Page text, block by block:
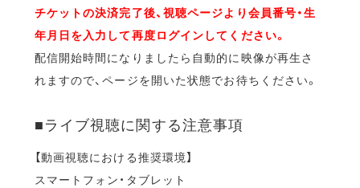
チケットの決済完了後、視聴ページより会員番号・生
年月日を入力して再度ログインしてください。
配信開始時間になりましたら自動的に映像が再生さ
れますので、ページを開いた状態でお待ちください。
■ライブ視聴に関する注意事項
【動画視聴における推奨環境】
スマートフォン・タブレット